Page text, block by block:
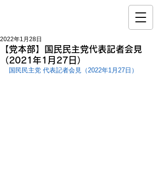
【党本部】国民民主党代表記者会見
（2021年1月27日）
2022年1月28日
国民民主党 代表記者会見（2022年1月27日）